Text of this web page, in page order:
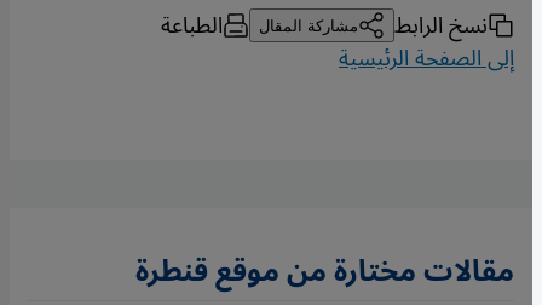
نسخ الرابط مشاركة المقال الطباعة
إلى الصفحة الرئيسية
مقالات مختارة من موقع قنطرة